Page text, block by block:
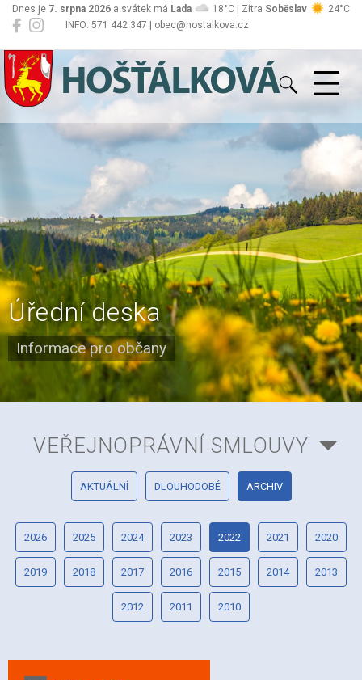
INFO: 571 442 347 | obec@hostalkova.cz
Dnes je 7. srpna 2026 a svátek má Lada 18°C | Zítra Soběslav 24°C
Hošťálková
Úřední deska
Informace pro občany
VEŘEJNOPRÁVNÍ SMLOUVY
AKTUÁLNÍ DLOUHODOBÉ ARCHIV
2026 2025 2024 2023 2022 2021 2020
2019 2018 2017 2016 2015 2014 2013
2012 2011 2010